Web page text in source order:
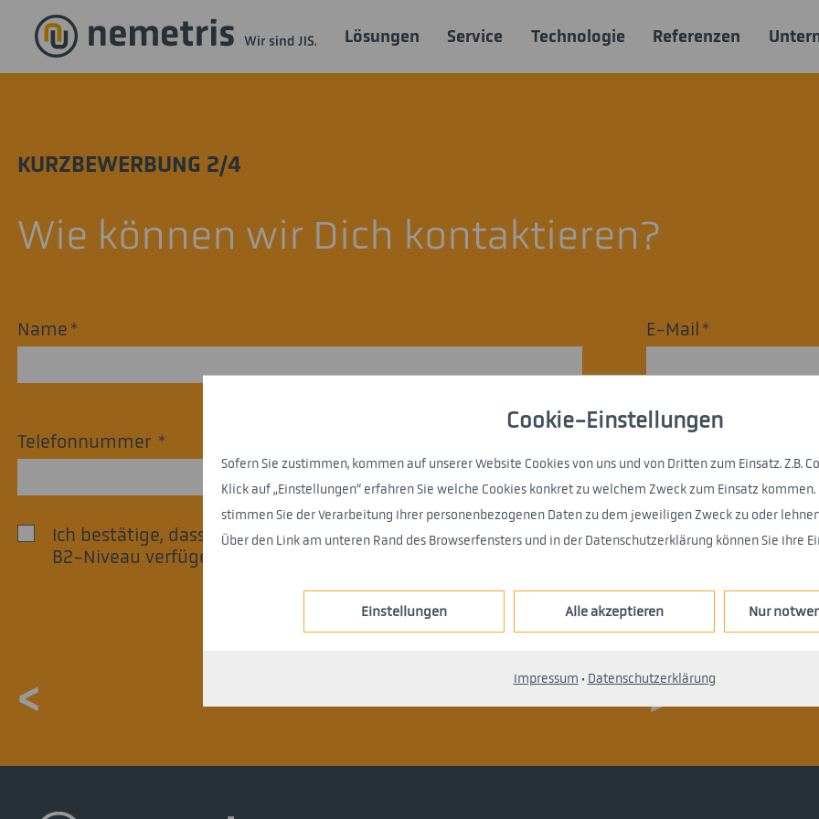
Cookie-Einstellungen
Sofern Sie zustimmen, kommen auf unserer Website Cookies von uns und von Dritten zum Einsatz. Z.B.
Klick auf „Einstellungen“ erfahren Sie welche Cookies konkret zu welchem Zweck zum Einsatz
stimmen Sie der Verarbeitung Ihrer personenbezogenen Daten zu dem jeweiligen Zweck zu oder
Über den Link am unteren Rand des Browserfensters und in der Datenschutzerklärung können Sie Ihre
Einstellungen Alle akzeptieren Nur
Impressum · Datenschutzerklärung
Lösungen Service Technologie Referenzen
KURZBEWERBUNG 2/4
Wie können wir Dich kontaktieren?
Name * E-Mail *
Telefonnummer *
Wann bist Du am
Ich bestätige, dass ich über Deutschkenntnisse auf mindestens
B2-Niveau verfüge.
Datenschutz?
* Pflichtfeld
< >